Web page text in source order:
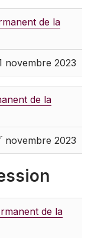
de la
novembre 2023
de la
novembre 2023
de la